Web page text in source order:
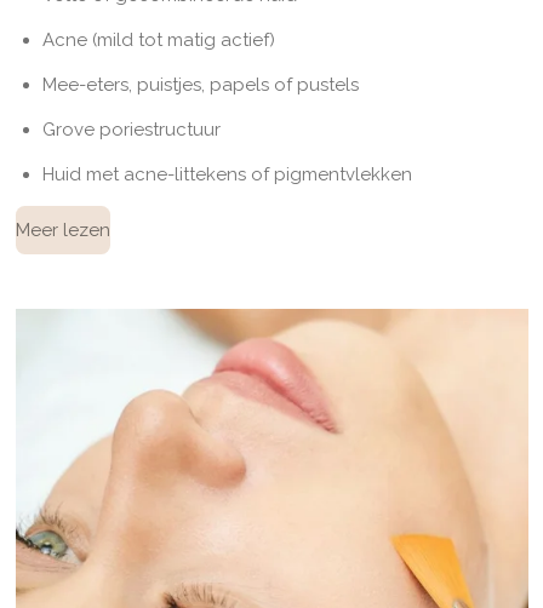
Acne (mild tot matig actief)
Mee-eters, puistjes, papels of pustels
Grove poriestructuur
Huid met acne-littekens of pigmentvlekken
Meer lezen